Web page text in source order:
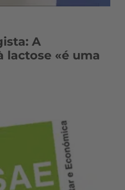
A
lactose «é uma